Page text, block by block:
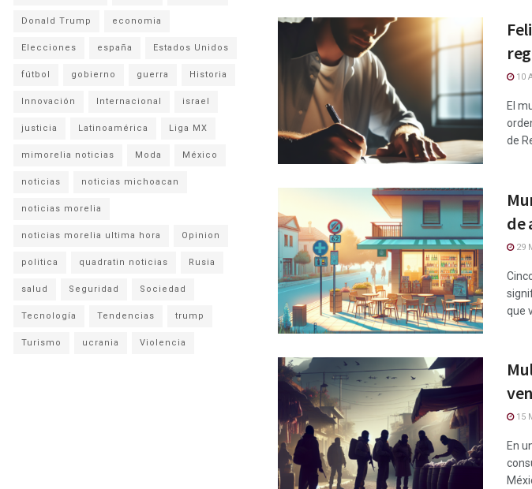
10
El
de
de
29
que
15
En
Donald Trump economia
Elecciones españa Estados Unidos
fútbol gobierno guerra Historia
Innovación Internacional israel
justicia Latinoamérica Liga MX
mimorelia noticias Moda México
noticias noticias michoacan
noticias morelia
noticias morelia ultima hora Opinion
politica quadratin noticias Rusia
salud Seguridad Sociedad
Tecnología Tendencias trump
Turismo ucrania Violencia